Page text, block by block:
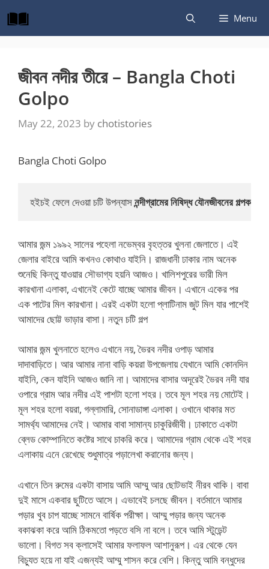
to
content
Menu
জীবন নদীর তীরে – Bangla Choti
Golpo
May 22, 2023 by chotistories
Bangla Choti Golpo
হইচই ফেলে দেওয়া চটি উপন্যাস নন্দীগ্রামের নিষিদ্ধ যৌনজীবনের গল্পকথা
আমার জন্ম ১৯৯২ সালের পহেলা নভেম্বর বৃহত্তর খুলনা জেলাতে। এই
জেলার বাইরে আমি কখনও কোথাও যাইনি। রাজধানী ঢাকার নাম অনেক
শুনেছি কিন্তু যাওয়ার সৌভাগ্য হয়নি আজও। খালিশপুরের ভারী মিল
কারখানা এলাকা, এখানেই কেটে যাচ্ছে আমার জীবন। এখানে একের পর
এক পাটের মিল কারখানা। এরই একটা হলো প্লাটিনাম জুট মিল যার পাশেই
আমাদের ছোট্ট ভাড়ার বাসা। নতুন চটি গল্প
আমার জন্ম খুলনাতে হলেও এখানে নয়, ভৈরব নদীর ওপাড় আমার
দাদাবাড়িতে। আর আমার নানা বাড়ি কয়রা উপজেলায় যেখানে আমি কোনদিন
যাইনি, কেন যাইনি আজও জানি না। আমাদের বাসার অদূরেই ভৈরব নদী যার
ওপারে গ্রাম আর নদীর এই পাশটা হলো শহর। তবে মূল শহর নয় মোটেই।
মূল শহর হলো বয়রা, গল্লামারি, সোনাডাঙ্গা এলাকা। ওখানে থাকার মত
সামর্থ্য আমাদের নেই। আমার বাবা সামান্য চাকুরিজীবী। ঢাকাতে একটা
ব্লেড কোম্পানিতে কষ্টের সাথে চাকরি করে। আমাদের গ্রাম থেকে এই শহর
এলাকায় এনে রেখেছে শুধুমাত্র পড়ালেখা করানোর জন্য।
এখানে তিন রুমের একটা বাসায় আমি আম্মু আর ছোটভাই নীরব থাকি। বাবা
দুই মাসে একবার ছুটিতে আসে। এভাবেই চলছে জীবন। বর্তমানে আমার
পড়ার খুব চাপ যাচ্ছে সামনে বার্ষিক পরীক্ষা। আম্মু পড়ার জন্য অনেক
বকাঝকা করে আমি ঠিকমতো পড়তে বসি না বলে। তবে আমি স্টুডেন্ট
ভালো। বিগত সব ক্লাসেই আমার ফলাফল আশানুরূপ। এর থেকে যেন
বিচ্যুত হয়ে না যাই এজন্যই আম্মু শাসন করে বেশি। কিন্তু আমি বন্ধুদের